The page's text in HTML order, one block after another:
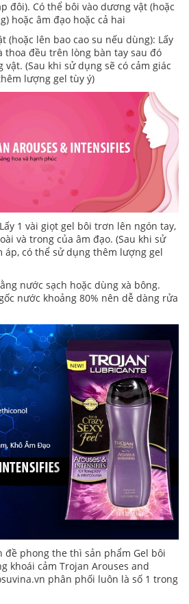
đôi). Có thể bôi vào dương vật (hoặc
hoặc âm đạo hoặc cả hai
(hoặc lên bao cao su nếu dùng): Lấy
thoa đều trên lòng bàn tay sau đó
(Sau khi sử dụng sẽ có cảm giác
lượng gel tùy ý)
1 vài giọt gel bôi trơn lên ngón tay,
và trong của âm đạo. (Sau khi sử
áp, có thể sử dụng thêm lượng gel
nước sạch hoặc dùng xà bông.
nước khoảng 80% nên dễ dàng rửa
đề phong the thì sản phẩm Gel bôi
khoái cảm Trojan Arouses and
phân phối luôn là số 1 trong